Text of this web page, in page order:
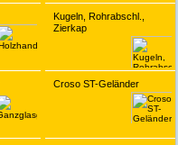
Kugeln, Rohrabschl.,
Zierkap
Croso ST-Geländer